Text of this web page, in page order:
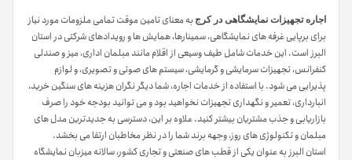
اجاره تجهیزات نمایشگاهی در کرج به معنای تامین موقت تمامی ملزومات مورد نیاز
برای برپایی غرفه های نمایشگاهی، سمینارها، همایش ها و رویدادهای شرکتی در استان
البرز است. این خدمات شامل طیف وسیعی از اقلام مانند مبلمان اداری، میز و صندلی
کنفرانس، تجهیزات سرمایشی و گرمایشی، سیستم های صوتی و تصویری، و لوازم
پذیرایی می شود. با استفاده از خدمات اجاره، شما دیگر نگران هزینه های سنگین خرید،
انبارداری، تعمیر و نگهداری تجهیزات نخواهید بود و می توانید بودجه خود را صرف
بازاریابی و جذب مشتریان بیشتر کنید. علاوه بر این، دسترسی به جدیدترین مدل های
مبلمان و تکنولوژی های روز، وجهه برند شما را در نظر مخاطبان ارتقا می بخشد.
استان البرز به عنوان یکی از قطب های صنعتی و تجاری کشور، سالانه میزبان نمایشگاه